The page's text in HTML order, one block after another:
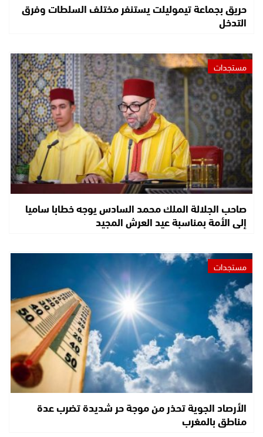
حريق بجماعة تيموليلت يستنفر مختلف السلطات وفرق
التدخل
مستجدات
صاحب الجلالة الملك محمد السادس يوجه خطابا ساميا
إلى الأمة بمناسبة عيد العرش المجيد
مستجدات
الأرصاد الجوية تحذر من موجة حر شديدة تضرب عدة
مناطق بالمغرب